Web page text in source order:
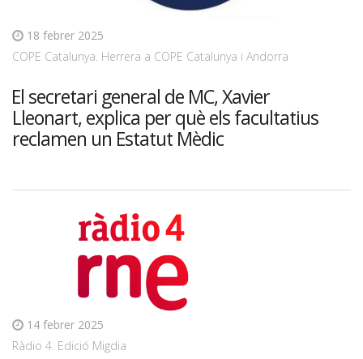
18 febrer 2025
COPE Catalunya. Herrera a COPE Catalunya i Andorra
El secretari general de MC, Xavier
Lleonart, explica per què els facultatius
reclamen un Estatut Mèdic
14 febrer 2025
Ràdio 4. Edició Migdia